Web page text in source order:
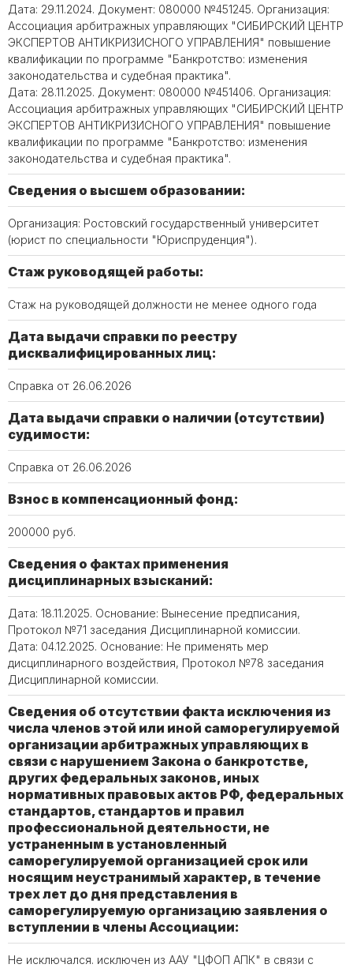
Дата: 29.11.2024. Документ: 080000 №451245. Организация:
Ассоциация арбитражных управляющих "СИБИРСКИЙ ЦЕНТР
ЭКСПЕРТОВ АНТИКРИЗИСНОГО УПРАВЛЕНИЯ" повышение
квалификации по программе "Банкротство: изменения
законодательства и судебная практика".
Дата: 28.11.2025. Документ: 080000 №451406. Организация:
Ассоциация арбитражных управляющих "СИБИРСКИЙ ЦЕНТР
ЭКСПЕРТОВ АНТИКРИЗИСНОГО УПРАВЛЕНИЯ" повышение
квалификации по программе "Банкротство: изменения
законодательства и судебная практика".
Сведения о высшем образовании:
Организация: Ростовский государственный университет
(юрист по специальности "Юриспруденция").
Стаж руководящей работы:
Стаж на руководящей должности не менее одного года
Дата выдачи справки по реестру
дисквалифицированных лиц:
Справка от 26.06.2026
Дата выдачи справки о наличии (отсутствии)
судимости:
Справка от 26.06.2026
Взнос в компенсационный фонд:
200000 руб.
Сведения о фактах применения
дисциплинарных взысканий:
Дата: 18.11.2025. Основание: Вынесение предписания,
Протокол №71 заседания Дисциплинарной комиссии.
Дата: 04.12.2025. Основание: Не применять мер
дисциплинарного воздействия, Протокол №78 заседания
Дисциплинарной комиссии.
Сведения об отсутствии факта исключения из
числа членов этой или иной саморегулируемой
организации арбитражных управляющих в
связи с нарушением Закона о банкротстве,
других федеральных законов, иных
нормативных правовых актов РФ, федеральных
стандартов, стандартов и правил
профессиональной деятельности, не
устраненным в установленный
саморегулируемой организацией срок или
носящим неустранимый характер, в течение
трех лет до дня представления в
саморегулируемую организацию заявления о
вступлении в члены Ассоциации:
Не исключался. исключен из ААУ "ЦФОП АПК" в связи с